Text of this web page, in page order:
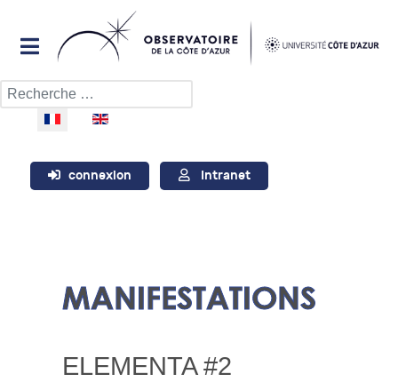
Rechercher
Sélectionnez votre langue
connexion Intranet
MANIFESTATIONS
ELEMENTA #2